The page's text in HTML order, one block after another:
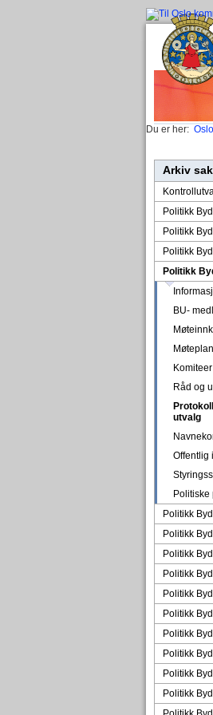
Du er her:
Arkiv
Politikk
Politikk
Politikk
Politikk
BU-
Møteplan
Råd og
utvalg
Offentlig
Politiske
Politikk
Politikk
Politikk
Politikk
Politikk
Politikk
Politikk
Politikk
Politikk
Politikk